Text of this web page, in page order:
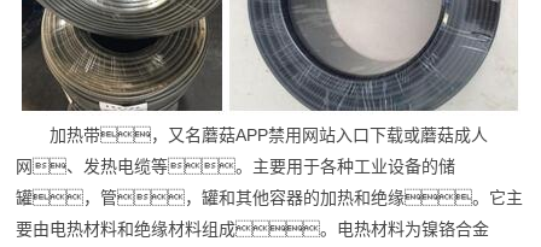
加热带，又名蘑菇APP禁用网站入口下载或蘑菇成人
网、发热电缆等。主要用于各种工业设备的储
罐，管，罐和其他容器的加热和绝缘。它主
要由电热材料和绝缘材料组成。电热材料为镍铬合金